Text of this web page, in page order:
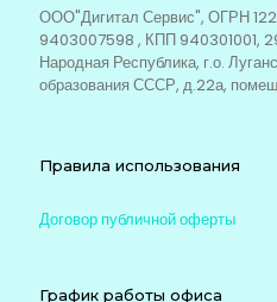
ООО"Дигитал Сервис", ОГРН
9403007598 , КПП 940301001,
Народная Республика, г.о.
образования СССР, д.22а,
Правила использования
Договор публичной оферты
График работы офиса